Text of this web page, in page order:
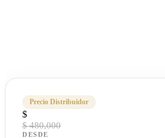
Precio Distribuidor
$
$ 480,000
DESDE